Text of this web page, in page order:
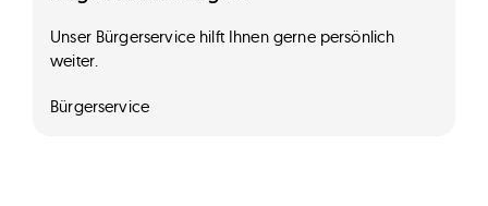
Unser Bürgerservice hilft Ihnen gerne persönlich
weiter.
Bürgerservice